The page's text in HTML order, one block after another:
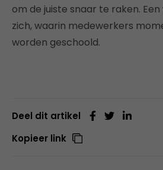
om de juiste snaar te raken.
zich, waarin medewerkers
worden geschoold.
Deel dit artikel
Kopieer link